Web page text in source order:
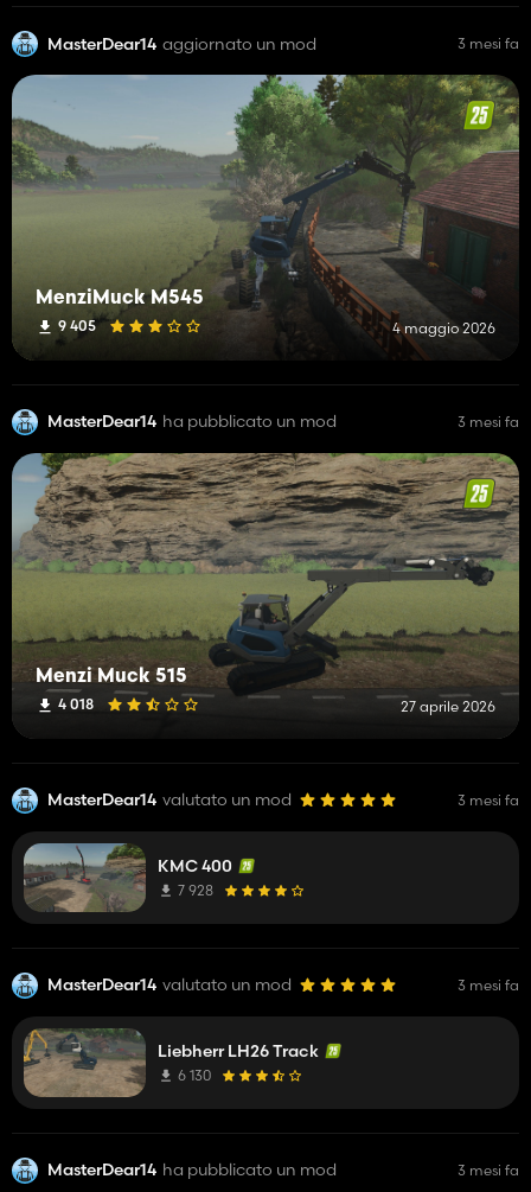
MasterDear14 aggiornato un mod 3 mesi fa
MenziMuck M545
9 405 4 maggio 2026
MasterDear14 ha pubblicato un mod 3 mesi fa
Menzi Muck 515
4 018 27 aprile 2026
MasterDear14 valutato un mod 3 mesi fa
KMC 400
7 928
MasterDear14 valutato un mod 3 mesi fa
Liebherr LH26 Track
6 130
MasterDear14 ha pubblicato un mod 3 mesi fa